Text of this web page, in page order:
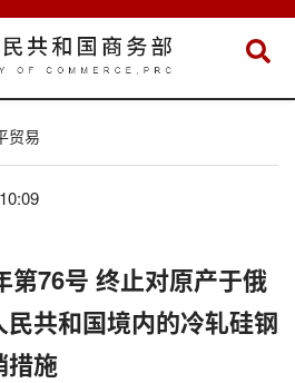
贸易
第76号 终止对原产于俄
共和国境内的冷轧硅钢
措施